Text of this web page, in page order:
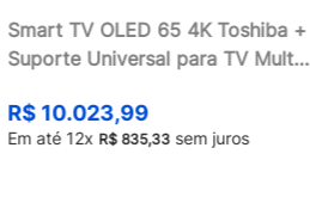
Smart TV OLED 65 4K Toshiba +
Suporte Universal para TV Multi
R$ 10.023,99
Em até 12x R$ 835,33 sem juros